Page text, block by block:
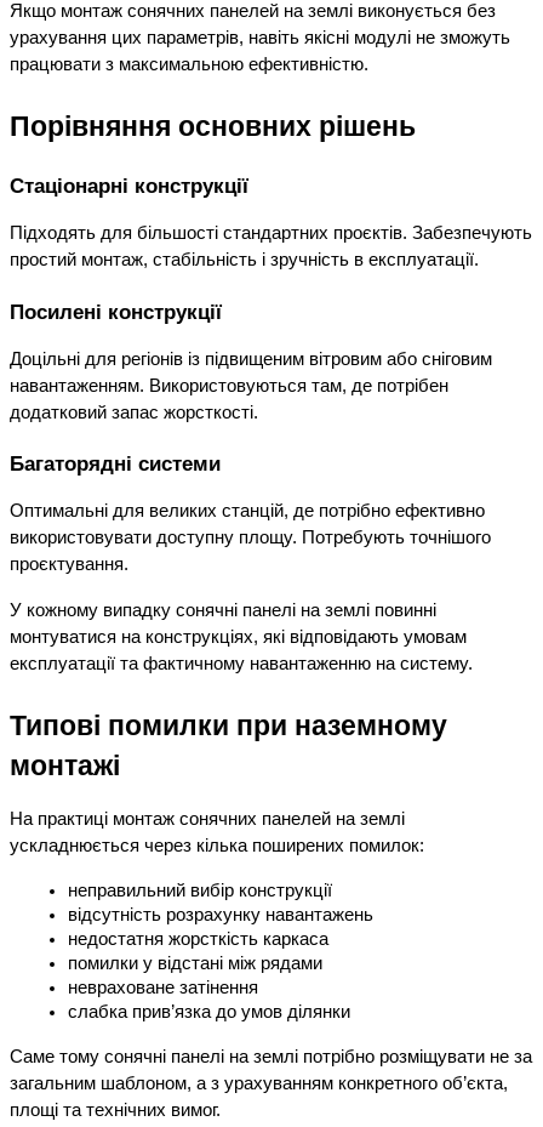
Якщо монтаж сонячних панелей на землі виконується без
урахування цих параметрів, навіть якісні модулі не зможуть
працювати з максимальною ефективністю.
Порівняння основних рішень
Стаціонарні конструкції
Підходять для більшості стандартних проєктів. Забезпечують
простий монтаж, стабільність і зручність в експлуатації.
Посилені конструкції
Доцільні для регіонів із підвищеним вітровим або сніговим
навантаженням. Використовуються там, де потрібен
додатковий запас жорсткості.
Багаторядні системи
Оптимальні для великих станцій, де потрібно ефективно
використовувати доступну площу. Потребують точнішого
проєктування.
У кожному випадку сонячні панелі на землі повинні
монтуватися на конструкціях, які відповідають умовам
експлуатації та фактичному навантаженню на систему.
Типові помилки при наземному
монтажі
На практиці монтаж сонячних панелей на землі
ускладнюється через кілька поширених помилок:
неправильний вибір конструкції
відсутність розрахунку навантажень
недостатня жорсткість каркаса
помилки у відстані між рядами
невраховане затінення
слабка прив’язка до умов ділянки
Саме тому сонячні панелі на землі потрібно розміщувати не за
загальним шаблоном, а з урахуванням конкретного об’єкта,
площі та технічних вимог.